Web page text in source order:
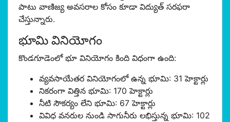
పాటు వాణిజ్య అవసరాల కోసం కూడా విద్యుత్ సరఫరా
చేస్తున్నారు.
భూమి వినియోగం
కొండగూడెంలో భూ వినియోగం కింది విధంగా ఉంది:
వ్యవసాయేతర వినియోగంలో ఉన్న భూమి: 31 హెక్టార్లు
నికరంగా విత్తిన భూమి: 170 హెక్టార్లు
నీటి సౌకర్యం లేని భూమి: 67 హెక్టార్లు
వివిధ వనరుల నుండి సాగునీరు లభిస్తున్న భూమి: 102